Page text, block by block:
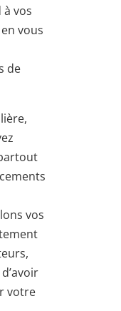
vos
vous
de
vos
votre